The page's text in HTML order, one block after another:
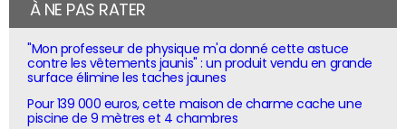
À NE PAS RATER
"Mon professeur de physique m'a donné cette astuce
contre les vêtements jaunis" : un produit vendu en grande
surface élimine les taches jaunes
Pour 139 000 euros, cette maison de charme cache une
piscine de 9 mètres et 4 chambres